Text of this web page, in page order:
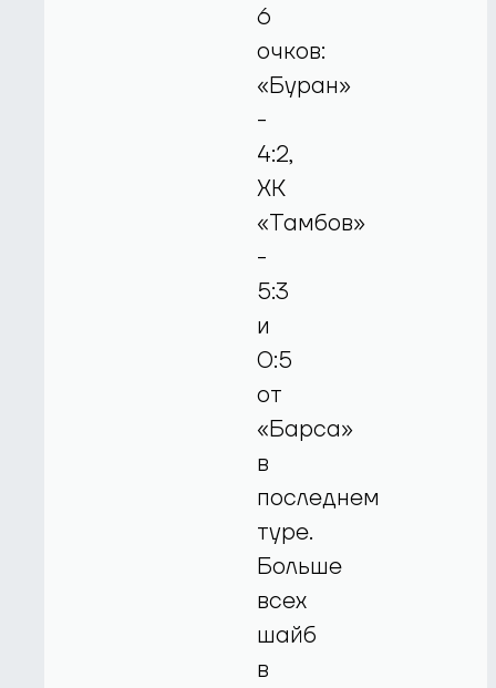
6
очков:
«Буран»
-
4:2,
ХК
«Тамбов»
-
5:3
и
0:5
от
«Барса»
в
последнем
туре.
Больше
всех
шайб
в